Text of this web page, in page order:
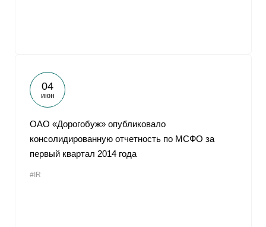
04
июн
ОАО «Дорогобуж» опубликовало
консолидированную отчетность по МСФО за
первый квартал 2014 года
#IR